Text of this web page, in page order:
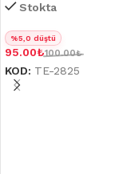
Stokta
%5,0 düştü
95.00₺100.00₺
KOD: TE-2825